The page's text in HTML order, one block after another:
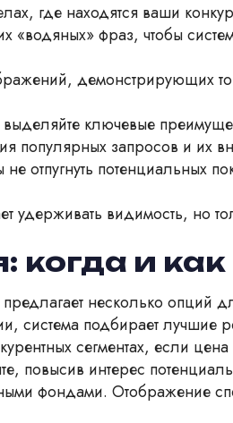
где находятся ваши
«водяных» фраз, чтобы
демонстрирующих
ключевые
популярных запросов и их
отпугнуть потенциальных
удерживать видимость, но
и как
несколько опций
система подбирает лучшие
сегментах, если
повысив интерес
фондами. Отображение